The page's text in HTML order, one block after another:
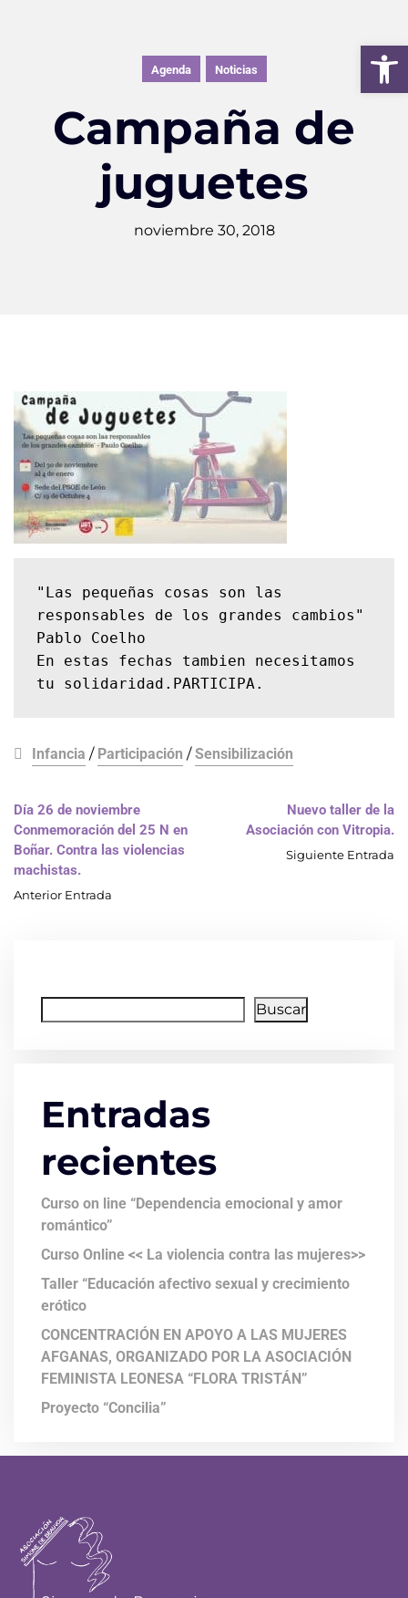
Abrir
Agenda Noticias
Campaña de
juguetes
noviembre 30, 2018
"Las pequeñas cosas son las
responsables de los grandes cambios"
Pablo Coelho
En estas fechas tambien necesitamos
tu solidaridad.PARTICIPA.
Infancia / Participación /Sensibilización
Día 26 de noviembre
Conmemoración del 25 N en
Boñar. Contra las violencias
machistas.
Anterior Entrada
Nuevo taller de la
Asociación con Vitropia.
Siguiente Entrada
Buscar
Entradas
recientes
Curso on line “Dependencia emocional y amor
romántico”
Curso Online << La violencia contra las mujeres>>
Taller “Educación afectivo sexual y crecimiento
erótico
CONCENTRACIÓN EN APOYO A LAS MUJERES
AFGANAS, ORGANIZADO POR LA ASOCIACIÓN
FEMINISTA LEONESA “FLORA TRISTÁN”
Proyecto “Concilia”